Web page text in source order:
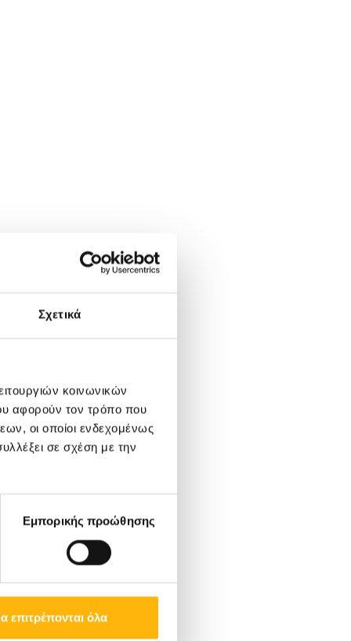
Σχετικά
κοινωνικών
αφορούν τον τρόπο που
οι οποίοι ενδεχομένως
σε σχέση με την
Εμπορικής προώθησης
επιτρέπονται όλα